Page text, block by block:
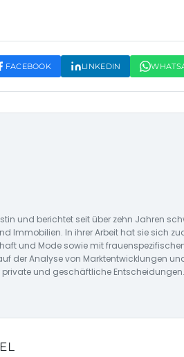
FACEBOOK LINKEDIN
und berichtet seit über zehn Jahren
Immobilien. In ihrer Arbeit hat sie sich
und Mode sowie mit
der Analyse von Marktentwicklungen
und geschäftliche Entscheidungen.